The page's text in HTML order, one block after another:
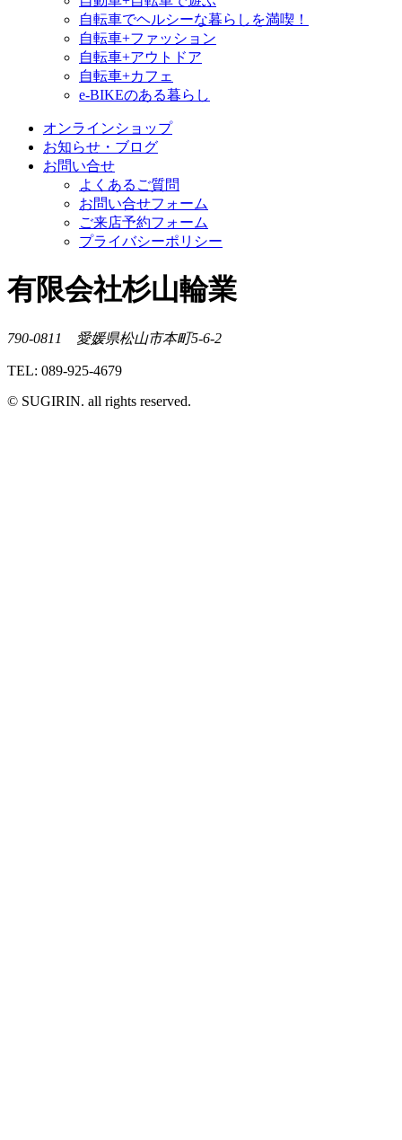
自転車でヘルシーな暮らしを満喫！
自転車+ファッション
自転車+アウトドア
自転車+カフェ
e-BIKEのある暮らし
オンラインショップ
お知らせ・ブログ
お問い合せ
よくあるご質問
お問い合せフォーム
ご来店予約フォーム
プライバシーポリシー
有限会社杉山輪業
790-0811 愛媛県松山市本町5-6-2
TEL: 089-925-4679
© SUGIRIN. all rights reserved.